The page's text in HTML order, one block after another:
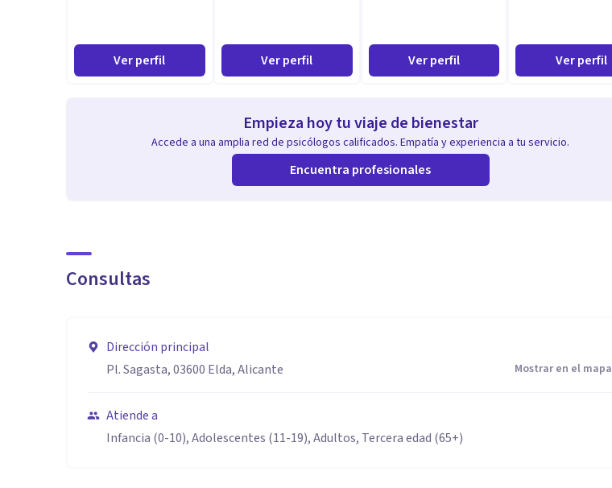
Ver perfil Ver perfil Ver perfil Ver perfil
Empieza hoy tu viaje de bienestar
Accede a una amplia red de psicólogos calificados. Empatía y experiencia a tu servicio.
Encuentra profesionales
Consultas
Dirección principal
Pl. Sagasta, 03600 Elda, Alicante
Mostrar en el mapa
Atiende a
Infancia (0-10), Adolescentes (11-19), Adultos, Tercera edad (65+)